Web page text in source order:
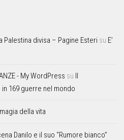
divisa – Pagine Esteri su E’
- My WordPress su Il
169 guerre nel mondo
della vita
Danilo e il suo “Rumore bianco”